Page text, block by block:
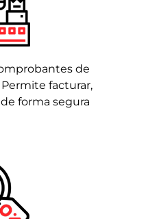
de
facturar,
forma segura